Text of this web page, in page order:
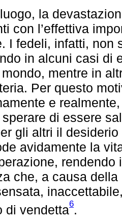
la
con l’effettiva
I fedeli, infatti, non
in alcuni casi di
mentre in
Per questo
e
di essere
gli altri il
avidamente la
che, a causa
di vendetta6.